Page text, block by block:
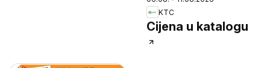
KTC
Cijena u katalogu